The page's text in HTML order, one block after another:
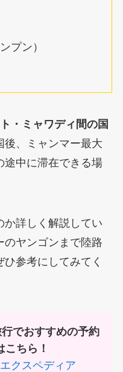
プン）
・ミャワディ間の国
後、ミャンマー最大
途中に滞在できる場
か詳しく解説してい
のヤンゴンまで陸路
参考にしてみてく
でおすすめの予約
こちら！
エクスペディア